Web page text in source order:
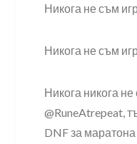
Никога не съм
Никога не съм
Никога никога не
@RuneAtrepeat,
DNF за маратона